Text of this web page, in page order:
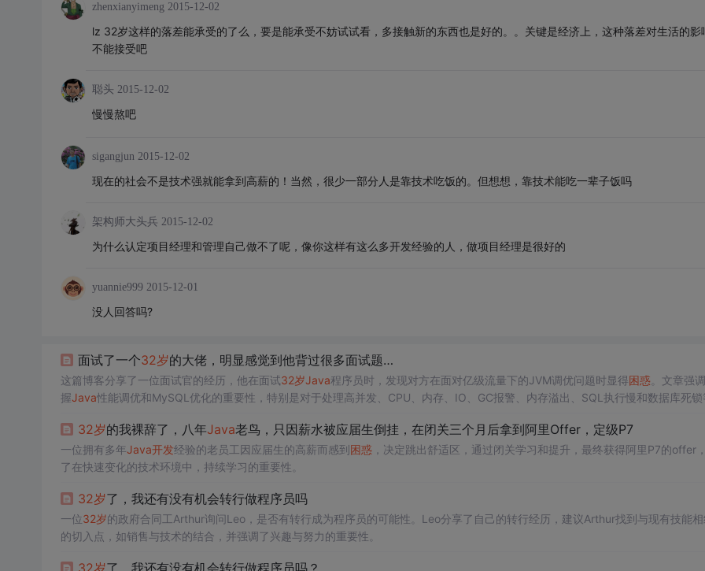
zhenxianyimeng 2015-12-02
lz 32岁这样的落差能承受的了么，要是能承受不妨试试看，多接触新的东西也是好的。。关键是经济上，这种落差对生活的影
不能接受吧
聪头 2015-12-02
慢慢熬吧
sigangjun 2015-12-02
现在的社会不是技术强就能拿到高薪的！当然，很少一部分人是靠技术吃饭的。但想想，靠技术能吃一辈子饭吗
架构师大头兵 2015-12-02
为什么认定项目经理和管理自己做不了呢，像你这样有这么多开发经验的人，做项目经理是很好的
yuannie999 2015-12-01
没人回答吗?
面试了一个32岁的大佬，明显感觉到他背过很多面试题…
这篇博客分享了一位面试官的经历，他在面试32岁Java程序员时，发现对方在面对亿级流量下的JVM调优问题时显得困惑。文章强
握Java性能调优和MySQL优化的重要性，特别是对于处理高并发、CPU、内存、IO、GC报警、内存溢出、SQL执行慢和数据库死锁
力，同时提供了一线大厂面试资料和实战福利。
32岁的我裸辞了，八年Java老鸟，只因薪水被应届生倒挂，在闭关三个月后拿到阿里Offer，定级P7
一位拥有多年Java开发经验的老员工因应届生的高薪而感到困惑，决定跳出舒适区，通过闭关学习和提升，最终获得阿里P7的offer
了在快速变化的技术环境中，持续学习的重要性。
32岁了，我还有没有机会转行做程序员吗
一位32岁的政府合同工Arthur询问Leo，是否有转行成为程序员的可能性。Leo分享了自己的转行经历，建议Arthur找到与现有技能相
的切入点，如销售与技术的结合，并强调了兴趣与努力的重要性。